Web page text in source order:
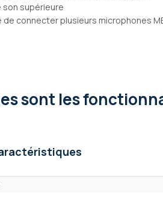
son supérieure
de connecter plusieurs microphones
sont les